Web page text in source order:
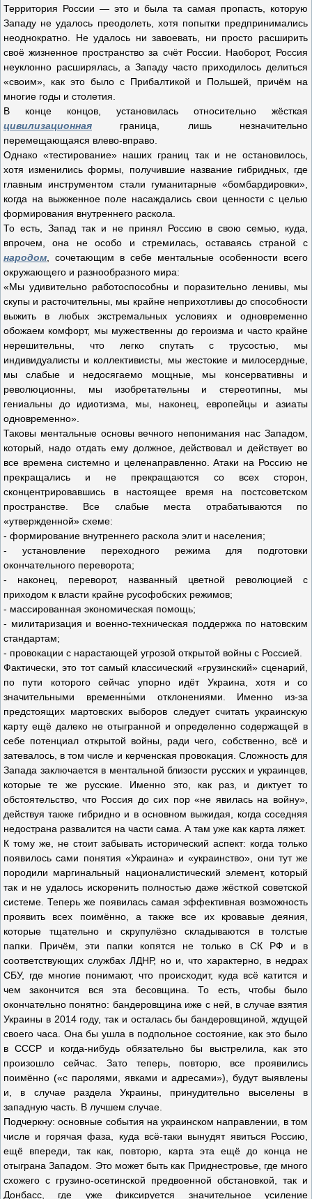
Территория России — это и была та самая пропасть, которую
Западу не удалось преодолеть, хотя попытки предпринимались
неоднократно. Не удалось ни завоевать, ни просто расширить
своё жизненное пространство за счёт России. Наоборот, Россия
неуклонно расширялась, а Западу часто приходилось делиться
«своим», как это было с Прибалтикой и Польшей, причём на
многие годы и столетия.
В конце концов, установилась относительно жёсткая
цивилизационная граница, лишь незначительно
перемещающаяся влево-вправо.
Однако «тестирование» наших границ так и не остановилось,
хотя изменились формы, получившие название гибридных, где
главным инструментом стали гуманитарные «бомбардировки»,
когда на выжженное поле насаждались свои ценности с целью
формирования внутреннего раскола.
То есть, Запад так и не принял Россию в свою семью, куда,
впрочем, она не особо и стремилась, оставаясь страной с
народом , сочетающим в себе ментальные особенности всего
окружающего и разнообразного мира:
«Мы удивительно работоспособны и поразительно ленивы, мы
скупы и расточительны, мы крайне неприхотливы до способности
выжить в любых экстремальных условиях и одновременно
обожаем комфорт, мы мужественны до героизма и часто крайне
нерешительны, что легко спутать с трусостью, мы
индивидуалисты и коллективисты, мы жестокие и милосердные,
мы слабые и недосягаемо мощные, мы консервативны и
революционны, мы изобретательны и стереотипны, мы
гениальны до идиотизма, мы, наконец, европейцы и азиаты
одновременно».
Таковы ментальные основы вечного непонимания нас Западом,
который, надо отдать ему должное, действовал и действует во
все времена системно и целенаправленно. Атаки на Россию не
прекращались и не прекращаются со всех сторон,
сконцентрировавшись в настоящее время на постсоветском
пространстве. Все слабые места отрабатываются по
«утвержденной» схеме:
- формирование внутреннего раскола элит и населения;
- установление переходного режима для подготовки
окончательного переворота;
- наконец, переворот, названный цветной революцией с
приходом к власти крайне русофобских режимов;
- массированная экономическая помощь;
- милитаризация и военно-техническая поддержка по натовским
стандартам;
- провокации с нарастающей угрозой открытой войны с Россией.
Фактически, это тот самый классический «грузинский» сценарий,
по пути которого сейчас упорно идёт Украина, хотя и со
значительными временны́ми отклонениями. Именно из-за
предстоящих мартовских выборов следует считать украинскую
карту ещё далеко не отыгранной и определенно содержащей в
себе потенциал открытой войны, ради чего, собственно, всё и
затевалось, в том числе и керченская провокация. Сложность для
Запада заключается в ментальной близости русских и украинцев,
которые те же русские. Именно это, как раз, и диктует то
обстоятельство, что Россия до сих пор «не явилась на войну»,
действуя также гибридно и в основном выжидая, когда соседняя
недострана развалится на части сама. А там уже как карта ляжет.
К тому же, не стоит забывать исторический аспект: когда только
появилось сами понятия «Украина» и «украинство», они тут же
породили маргинальный националистический элемент, который
так и не удалось искоренить полностью даже жёсткой советской
системе. Теперь же появилась самая эффективная возможность
проявить всех поимённо, а также все их кровавые деяния,
которые тщательно и скрупулёзно складываются в толстые
папки. Причём, эти папки копятся не только в СК РФ и в
соответствующих службах ЛДНР, но и, что характерно, в недрах
СБУ, где многие понимают, что происходит, куда всё катится и
чем закончится вся эта бесовщина. То есть, чтобы было
окончательно понятно: бандеровщина иже с ней, в случае взятия
Украины в 2014 году, так и осталась бы бандеровщиной, ждущей
своего часа. Она бы ушла в подпольное состояние, как это было
в СССР и когда-нибудь обязательно бы выстрелила, как это
произошло сейчас. Зато теперь, повторю, все проявились
поимённо («с паролями, явками и адресами»), будут выявлены
и, в случае раздела Украины, принудительно выселены в
западную часть. В лучшем случае.
Подчеркну: основные события на украинском направлении, в том
числе и горячая фаза, куда всё-таки вынудят явиться Россию,
ещё впереди, так как, повторю, карта эта ещё до конца не
отыграна Западом. Это может быть как Приднестровье, где много
схожего с грузино-осетинской предвоенной обстановкой, так и
Донбасс, где уже фиксируется значительное усиление